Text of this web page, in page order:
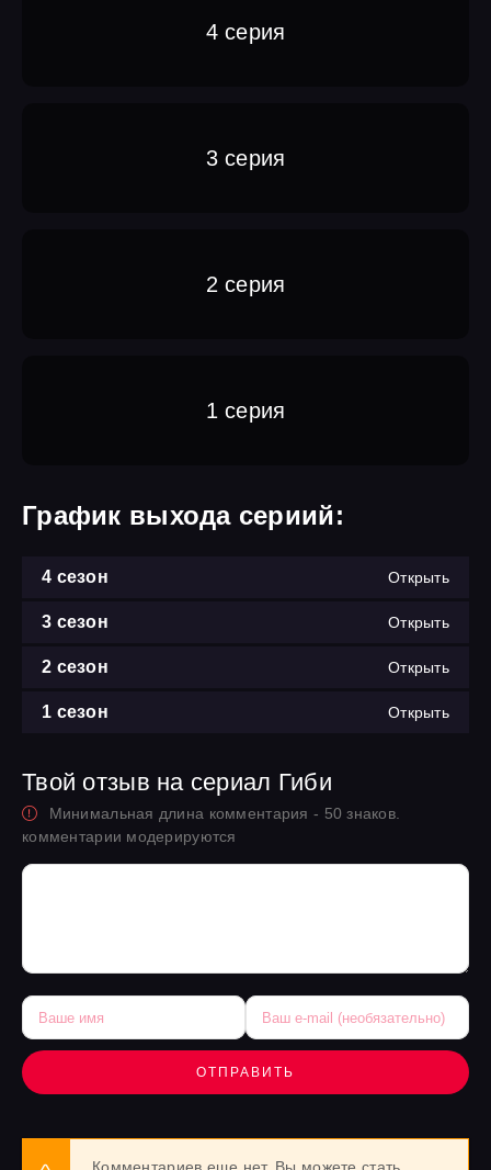
4 серия
3 серия
2 серия
1 серия
График выхода сериий:
4 сезон Открыть
3 сезон Открыть
2 сезон Открыть
1 сезон Открыть
Твой отзыв на сериал Гиби
Минимальная длина комментария - 50 знаков.
комментарии модерируются
ОТПРАВИТЬ